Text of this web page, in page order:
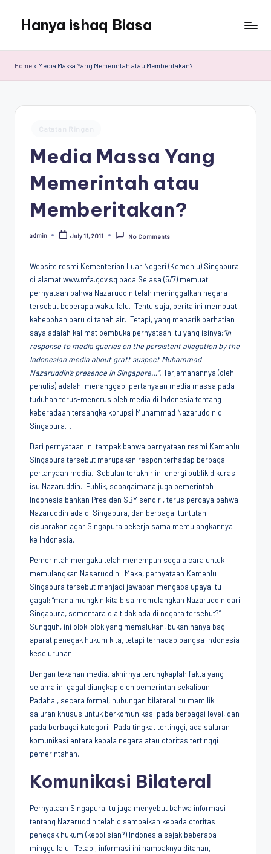
content
Hanya ishaq Biasa
Humas
Center
Peace,
(CPCD)
Hasanuddin,
Penggiat
Komunitas
Akademik
Diplomasi
Kota
Indonesia
Home » Media Massa Yang Memerintah atau Memberitakan?
Media Massa Yang
Memerintah atau
Memberitakan?
Posted
admin July 11, 2011 No Comments
Website resmi Kementerian Luar Negeri (Kemenlu) Singapura
di alamat www.mfa.gov.sg pada Selasa (5/7) memuat
pernyataan bahwa Nazaruddin telah meninggalkan negara
tersebut beberapa waktu lalu. Tentu saja, berita ini membuat
kehebohan baru di tanah air. Tetapi, yang menarik perhatian
saya adalah kalimat pembuka pernyataan itu yang isinya:“In
response to media queries on the persistent allegation by the
Indonesian media about graft suspect Muhammad
Nazaruddin’s presence in Singapore…”. Terjemahannya (oleh
penulis) adalah: menanggapi pertanyaan media massa pada
tuduhan terus-menerus oleh media di Indonesia tentang
keberadaan tersangka korupsi Muhammad Nazaruddin di
Singapura…
Dari pernyataan ini tampak bahwa pernyataan resmi Kemenlu
Singapura tersebut merupakan respon terhadap berbagai
pertanyaan media. Sebulan terakhir ini energi publik dikuras
isu Nazaruddin. Publik, sebagaimana juga pemerintah
Indonesia bahkan Presiden SBY sendiri, terus percaya bahwa
Nazaruddin ada di Singapura, dan berbagai tuntutan
disuarakan agar Singapura bekerja sama memulangkannya
ke Indonesia.
Pemerintah mengaku telah menempuh segala cara untuk
memulangkan Nasaruddin. Maka, pernyataan Kemenlu
Singapura tersebut menjadi jawaban mengapa upaya itu
gagal: “mana mungkin kita bisa memulangkan Nazaruddin dari
Singapura, sementara dia tidak ada di negara tersebut?”
Sungguh, ini olok-olok yang memalukan, bukan hanya bagi
aparat penegak hukum kita, tetapi terhadap bangsa Indonesia
keseluruhan.
Dengan tekanan media, akhirnya terungkaplah fakta yang
selama ini gagal diungkap oleh pemerintah sekalipun.
Padahal, secara formal, hubungan bilateral itu memiliki
saluran khusus untuk berkomunikasi pada berbagai level, dan
pada berbagai kategori. Pada tingkat tertinggi, ada saluran
komunikasi antara kepala negara atau otoritas tertinggi
pemerintahan.
Komunikasi Bilateral
Pernyataan Singapura itu juga menyebut bahwa informasi
tentang Nazaruddin telah disampaikan kepada otoritas
penegak hukum (kepolisian?) Indonesia sejak beberapa
minggu lalu. Tetapi, informasi ini nampaknya ditahan,